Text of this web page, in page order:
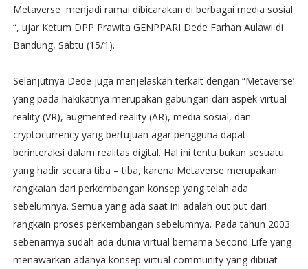
Metaverse menjadi ramai dibicarakan di berbagai media sosial
“, ujar Ketum DPP Prawita GENPPARI Dede Farhan Aulawi di
Bandung, Sabtu (15/1).
Selanjutnya Dede juga menjelaskan terkait dengan “Metaverse’
yang pada hakikatnya merupakan gabungan dari aspek virtual
reality (VR), augmented reality (AR), media sosial, dan
cryptocurrency yang bertujuan agar pengguna dapat
berinteraksi dalam realitas digital. Hal ini tentu bukan sesuatu
yang hadir secara tiba – tiba, karena Metaverse merupakan
rangkaian dari perkembangan konsep yang telah ada
sebelumnya. Semua yang ada saat ini adalah out put dari
rangkain proses perkembangan sebelumnya. Pada tahun 2003
sebenarnya sudah ada dunia virtual bernama Second Life yang
menawarkan adanya konsep virtual community yang dibuat